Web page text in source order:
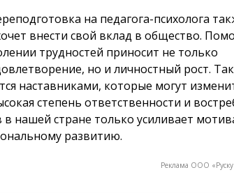
на педагога-психолога
внести свой вклад в общество.
трудностей приносит не только
но и личностный рост.
наставниками, которые могут
степень ответственности и
в нашей стране только усиливает
развитию.
Реклама ООО